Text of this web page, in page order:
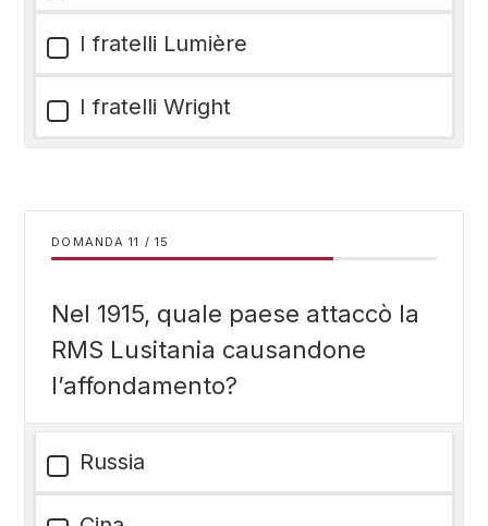
I fratelli Lumière
I fratelli Wright
DOMANDA / 15
Nel 1915, quale paese attaccò la
RMS Lusitania causandone
l’affondamento?
Russia